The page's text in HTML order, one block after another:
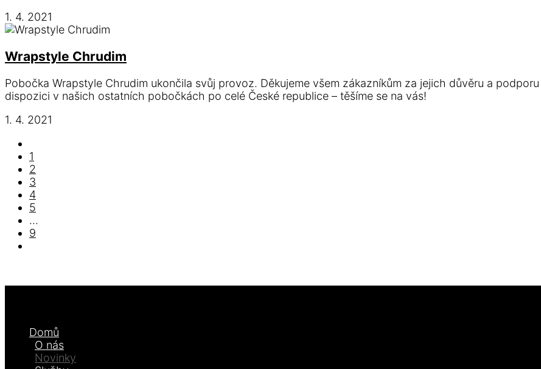
1. 4. 2021
Wrapstyle Chrudim
Pobočka Wrapstyle Chrudim ukončila svůj provoz. Děkujeme všem zákazníkům za jejich důvěru a
dispozici v našich ostatních pobočkách po celé České republice – těšíme se na vás!
1. 4. 2021
1
2
3
4
5
...
9
Domů
O nás
Novinky